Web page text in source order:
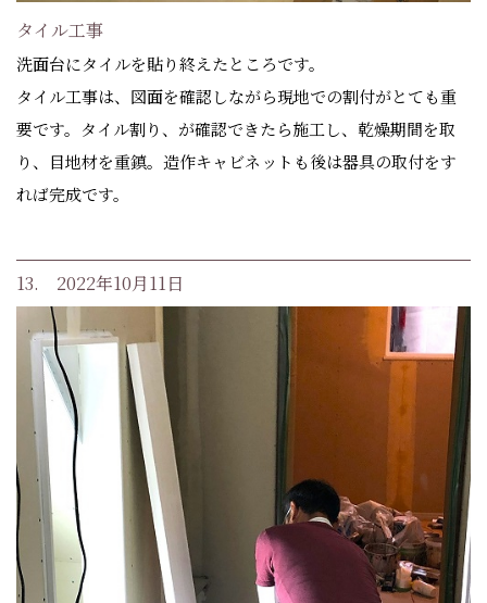
タイル工事
洗面台にタイルを貼り終えたところです。
タイル工事は、図面を確認しながら現地での割付がとても重
要です。タイル割り、が確認できたら施工し、乾燥期間を取
り、目地材を重鎮。造作キャビネットも後は器具の取付をす
れば完成です。
13. 2022年10月11日